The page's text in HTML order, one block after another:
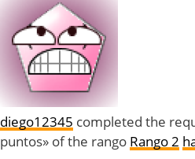
diego12345 completed the
puntos» of the rango Rango 2